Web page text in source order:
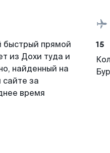
прямой
из Дохи туда и
найденный на
за
время
15